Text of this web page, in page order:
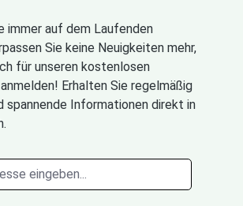
immer auf dem Laufenden
Sie keine Neuigkeiten mehr,
für unseren kostenlosen
Erhalten Sie regelmäßig
spannende Informationen direkt in